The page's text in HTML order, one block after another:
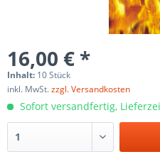
16,00 € *
Inhalt: 10 Stück
inkl. MwSt.zzgl. Versandkosten
Sofort versandfertig,